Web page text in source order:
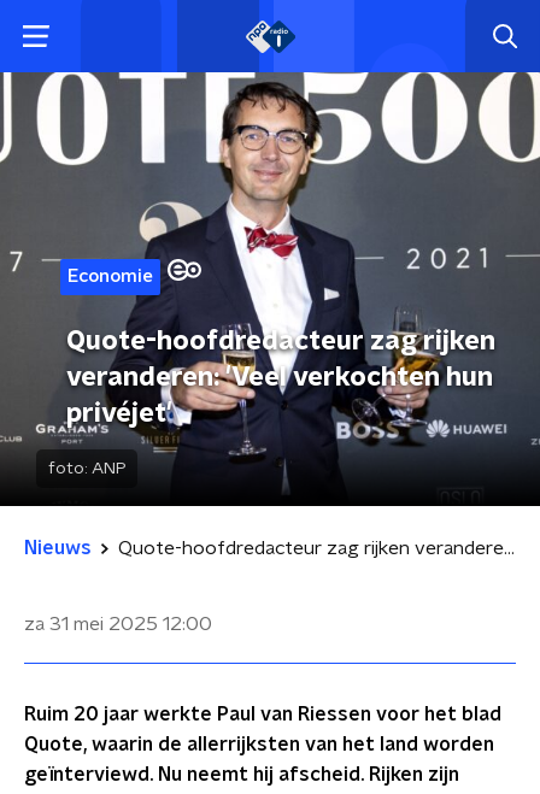
Economie
Quote-hoofdredacteur zag rijken
veranderen: 'Veel verkochten hun
privéjet'
foto: ANP
Nieuws Quote-hoofdredacteur zag rijken veranderen: 'Veel verkochten hun privéjet'
za 31 mei 2025 12:00
Ruim 20 jaar werkte Paul van Riessen voor het blad
Quote, waarin de allerrijksten van het land worden
geïnterviewd. Nu neemt hij afscheid. Rijken zijn